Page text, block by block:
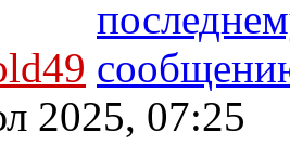
2025, 07:25